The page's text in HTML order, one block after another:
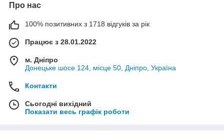
Про нас
100% позитивних з 1718 відгуків за рік
Працює з 28.01.2022
м. Дніпро
Донецьке шосе 124, місце 50, Дніпро, Україна
Контакти
Сьогодні вихідний
Показати весь графік роботи